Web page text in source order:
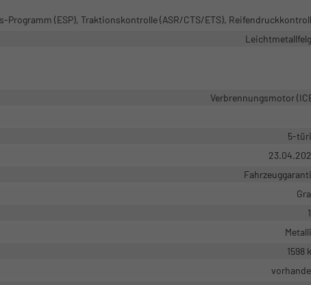
(ESP), Traktionskontrolle (ASR/CTS/ETS),
Verbrennungsmotor
5-
1598